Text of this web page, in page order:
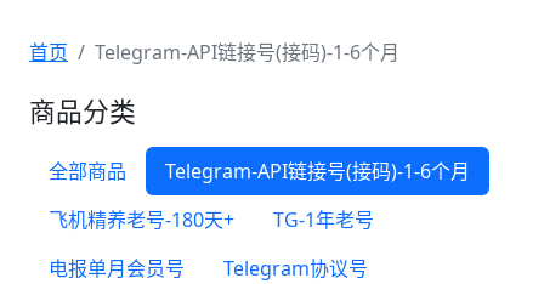
首页 Telegram-API链接号(接码)-1-6个月
商品分类
全部商品
Telegram-API链接号(接码)-1-6个月
飞机精养老号-180天+
TG-1年老号
电报单月会员号
Telegram协议号